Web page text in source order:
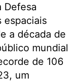
Defesa
espaciais
a década de
mundial
de 106
um